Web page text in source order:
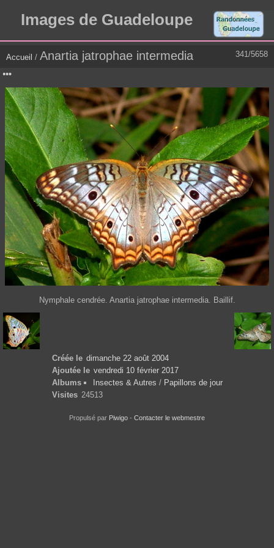
Images de Guadeloupe
341/5658
Accueil / Anartia jatrophae intermedia
Nymphale cendrée. Anartia jatrophae intermedia. Baillif.
Créée le dimanche 22 août 2004
Ajoutée le vendredi 10 février 2017
Albums
Insectes & Autres / Papillons de jour
Visites 24513
Propulsé par Piwigo - Contacter le webmestre